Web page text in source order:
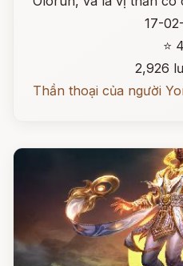
17-
⭐
2,926
Thần thoại của người